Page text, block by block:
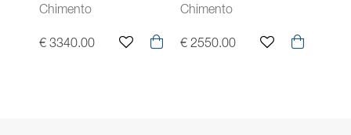
1O07546B11000
Chimento
€ 3340.00
1O04909BB1000
Chimento
€ 2550.00